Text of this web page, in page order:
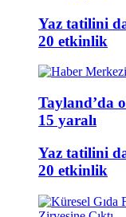
Yaz tatilini
20 etkinlik
Tayland’da
15 yaralı
Yaz tatilini
20 etkinlik